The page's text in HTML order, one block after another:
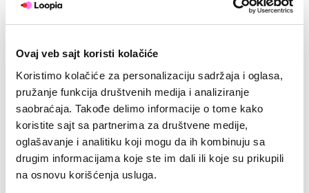
Ovaj veb sajt koristi kolačiće
Koristimo kolačiće za personalizaciju sadržaja i oglasa,
pružanje funkcija društvenih medija i analiziranje
saobraćaja. Takođe delimo informacije o tome kako
koristite sajt sa partnerima za društvene medije,
oglašavanje i analitiku koji mogu da ih kombinuju sa
drugim informacijama koje ste im dali ili koje su prikupili
na osnovu korišćenja usluga.
Da li je Loopia Vaš
hosting provajder?
Sjajne vesti!
Onda se vaš web sajt napaja i zelenim hostingom!
Više o našoj politici zaštite životne sredine pročitajte
OVDE.
Podelite ovu objavu: